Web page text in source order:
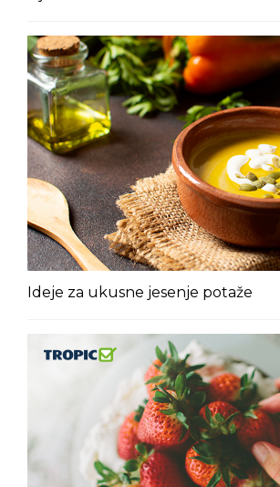
Ideje za ukusne jesenje potaže